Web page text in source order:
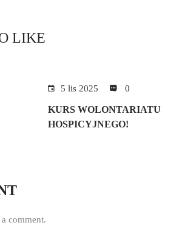
LIKE
5 lis 2025 0
KURS WOLONTARIATU
HOSPICYJNEGO!
comment.